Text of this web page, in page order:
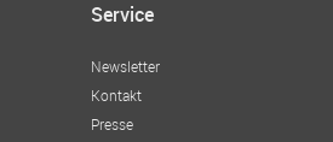
Service
Newsletter
Kontakt
Presse